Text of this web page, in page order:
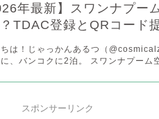
年最新】スワンナプー
TDAC登録とQRコード
は！じゃっかんあるつ（
、バンコクに2泊。 スワンナプーム
スポンサーリンク